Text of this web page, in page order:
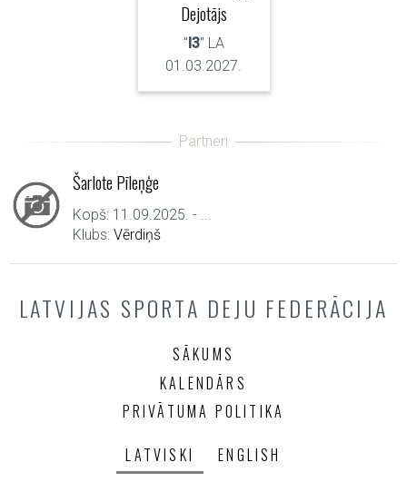
Dejotājs
"I3" LA
01.03.2027.
Šarlote Pīleņģe
Kopš: 11.09.2025. - ...
Klubs: Vērdiņš
LATVIJAS SPORTA DEJU FEDERĀCIJA
SĀKUMS
KALENDĀRS
PRIVĀTUMA POLITIKA
LATVISKI ENGLISH